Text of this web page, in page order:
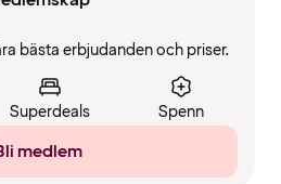
bästa erbjudanden och priser.
Superdeals Spenn
medlem